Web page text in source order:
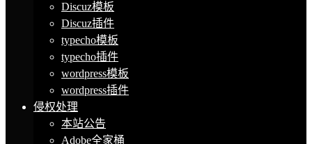
Discuz模板
Discuz插件
typecho模板
typecho插件
wordpress模板
wordpress插件
侵权处理
本站公告
Adobe全家桶